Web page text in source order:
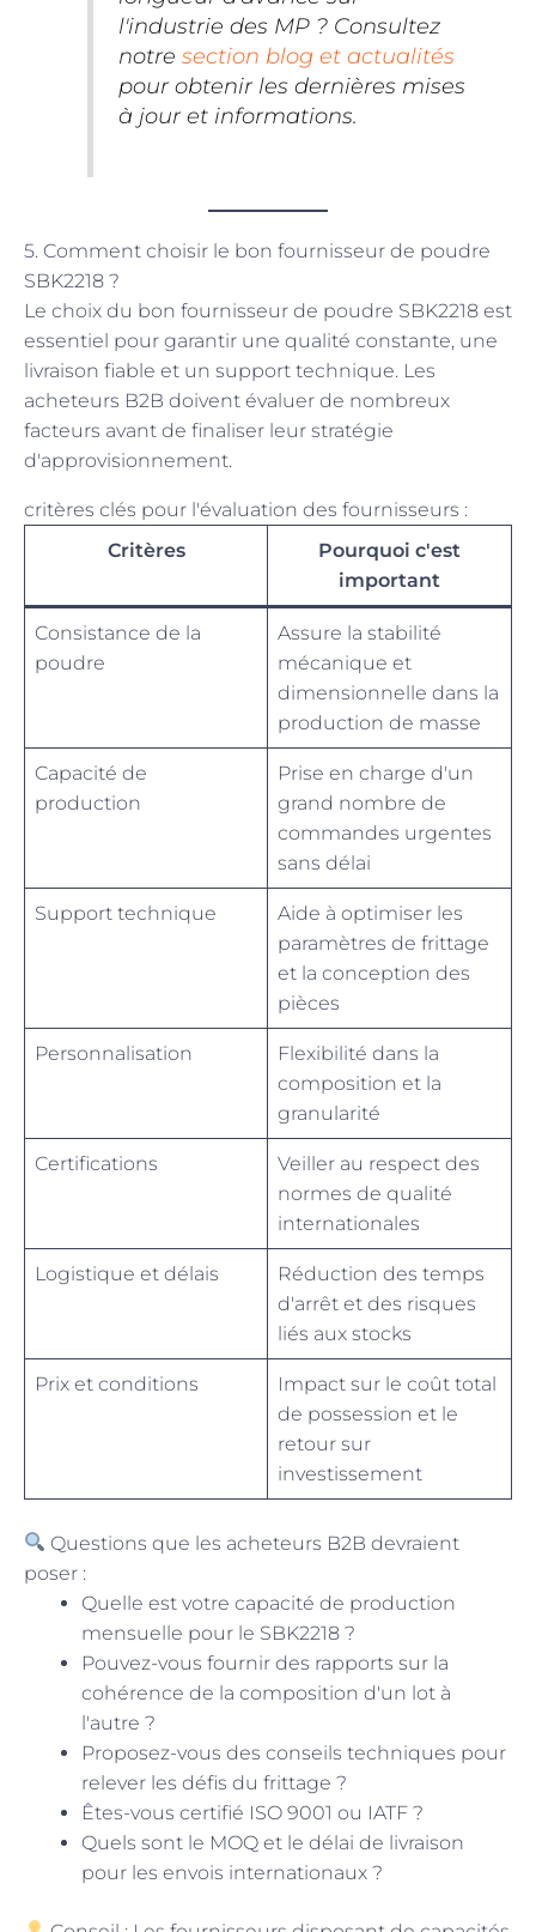
l'industrie des MP ? Consultez
notre section blog et actualités
pour obtenir les dernières mises
à jour et informations.
5. Comment choisir le bon fournisseur de poudre
SBK2218 ?
Le choix du bon fournisseur de poudre SBK2218 est
essentiel pour garantir une qualité constante, une
livraison fiable et un support technique. Les
acheteurs B2B doivent évaluer de nombreux
facteurs avant de finaliser leur stratégie
d'approvisionnement.
critères clés pour l'évaluation des fournisseurs :
Critères
Pourquoi c'est
important
Consistance de la
poudre
Assure la stabilité
mécanique et
dimensionnelle dans la
production de masse
Capacité de
production
Prise en charge d'un
grand nombre de
commandes urgentes
sans délai
Support technique
Aide à optimiser les
paramètres de frittage
et la conception des
pièces
Personnalisation
Flexibilité dans la
composition et la
granularité
Certifications
Veiller au respect des
normes de qualité
internationales
Logistique et délais
Réduction des temps
d'arrêt et des risques
liés aux stocks
Prix et conditions
Impact sur le coût total
de possession et le
retour sur
investissement
Questions que les acheteurs B2B devraient
poser :
Quelle est votre capacité de production
mensuelle pour le SBK2218 ?
Pouvez-vous fournir des rapports sur la
cohérence de la composition d'un lot à
l'autre ?
Proposez-vous des conseils techniques pour
relever les défis du frittage ?
Êtes-vous certifié ISO 9001 ou IATF ?
Quels sont le MOQ et le délai de livraison
pour les envois internationaux ?